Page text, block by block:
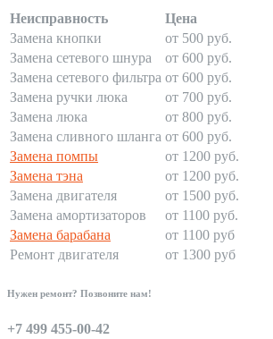
Неисправность
Цена
Замена кнопки
от 500 руб.
Замена сетевого шнура
от 600 руб.
Замена сетевого фильтра от 600 руб.
Замена ручки люка
от 700 руб.
Замена люка
от 800 руб.
Замена сливного шланга от 600 руб.
Замена помпы
от 1200 руб.
Замена тэна
от 1200 руб.
Замена двигателя
от 1500 руб.
Замена амортизаторов
от 1100 руб.
Замена барабана
от 1100 руб
Ремонт двигателя
от 1300 руб
Нужен ремонт? Позвоните нам!
+7 499 455-00-42